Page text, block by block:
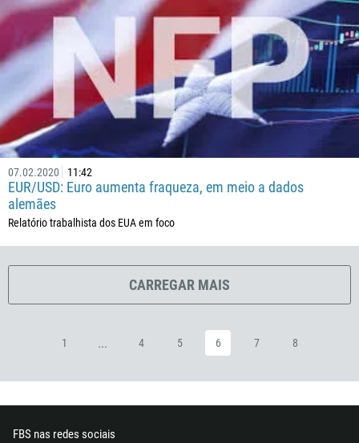
07.02.2020 11:42
EUR/USD: Euro aumenta fraqueza, em meio a dados
alemães
Relatório trabalhista dos EUA em foco
CARREGAR MAIS
1 ... 4 5 6 7 8
FBS nas redes sociais
225
385
53
357
420
253
1767
240
251
500
298